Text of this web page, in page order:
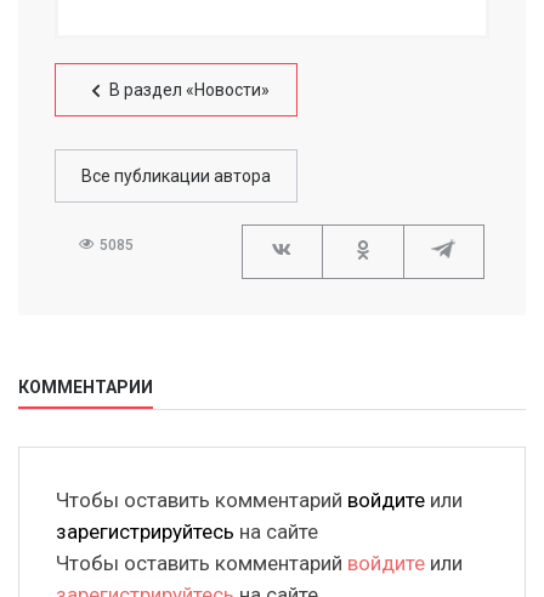
В раздел «Новости»
Все публикации автора
5085
КОММЕНТАРИИ
Чтобы оставить комментарий войдите или
зарегистрируйтесь на сайте
Чтобы оставить комментарий войдите или